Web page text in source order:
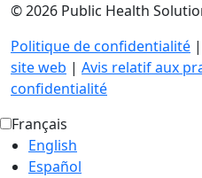
© 2026 Public Health
Politique de confidentialité |
site web | Avis relatif aux
confidentialité
Français
English
Español